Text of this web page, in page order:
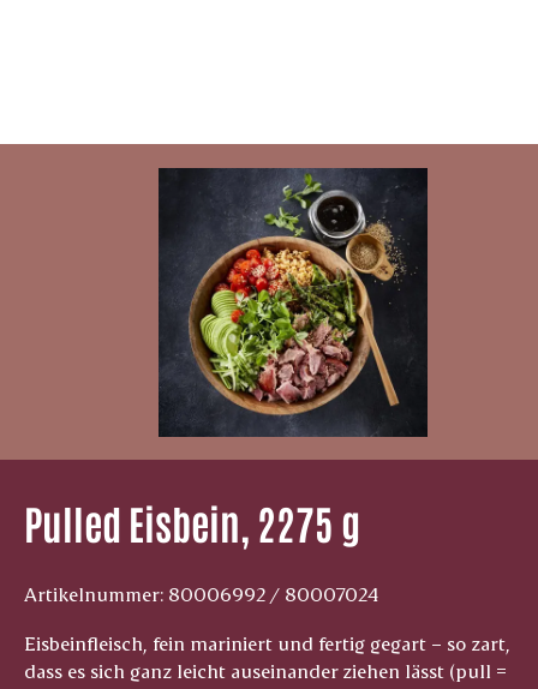
Pulled Eisbein, ­2275 g
Artikelnummer: 80006992 / 80007024
Eisbeinfleisch, fein mariniert und fertig gegart – so zart,
dass es sich ganz leicht auseinander ziehen lässt (pull =